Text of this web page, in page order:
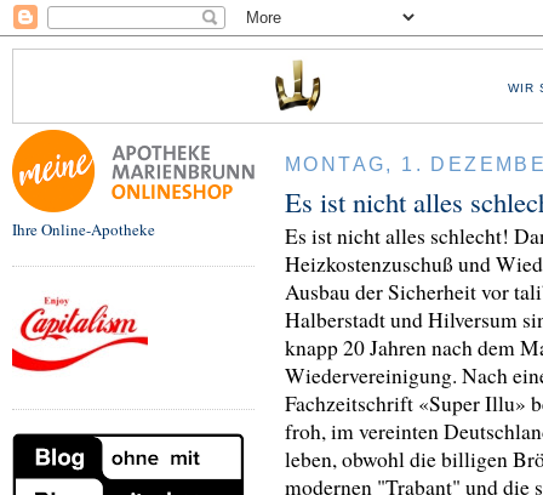
WIR
Ihre Online-Apotheke
MONTAG, 1.
Es ist nicht alles
Es ist nicht alles schlecht!
Heizkostenzuschuß und
Ausbau der Sicherheit vor
Halberstadt und Hilversum
knapp 20 Jahren nach dem
Wiedervereinigung. Nach
Fachzeitschrift «Super Illu»
froh, im vereinten
leben, obwohl die billigen
modernen "Trabant" und die